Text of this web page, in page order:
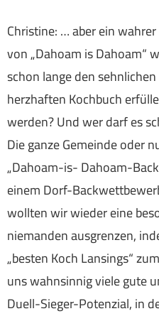
Christine: … aber ein
von „Dahoam is Dahoam“
schon lange den
herzhaften Kochbuch
werden? Und wer darf es
Die ganze Gemeinde oder
„Dahoam-is- Dahoam-
einem Dorf-
wollten wir wieder eine
niemanden ausgrenzen,
„besten Koch Lansings“
uns wahnsinnig viele gute
Duell-Sieger-Potenzial, in